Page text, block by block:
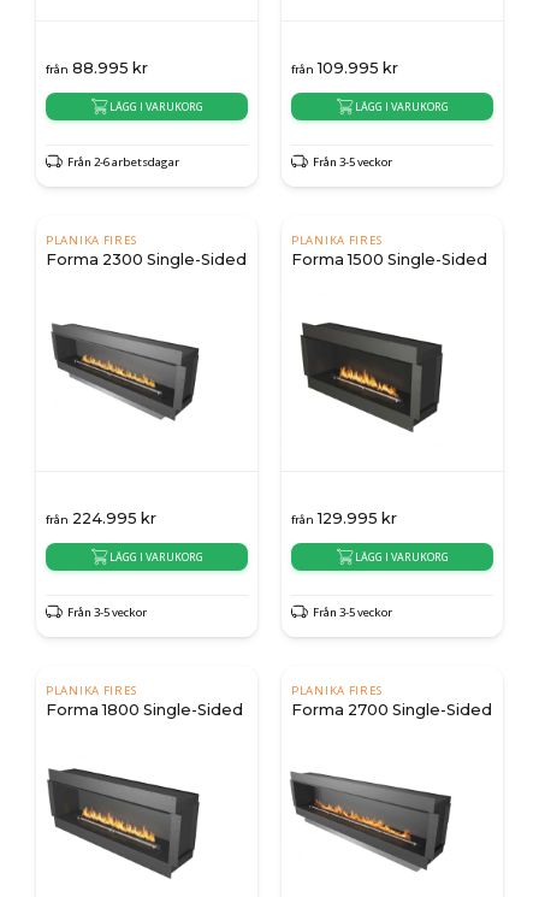
från 88.995 kr
LÄGG I VARUKORG
Från 2-6 arbetsdagar
från 109.995 kr
LÄGG I VARUKORG
Från 3-5 veckor
PLANIKA FIRES
Forma 2300 Single-Sided
från 224.995 kr
LÄGG I VARUKORG
Från 3-5 veckor
PLANIKA FIRES
Forma 1500 Single-Sided
från 129.995 kr
LÄGG I VARUKORG
Från 3-5 veckor
PLANIKA FIRES
Forma 1800 Single-Sided
PLANIKA FIRES
Forma 2700 Single-Sided